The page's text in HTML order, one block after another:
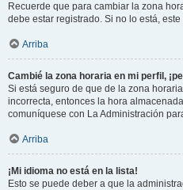
Recuerde que para cambiar la zona
debe estar registrado. Si no lo está,
Arriba
Cambié la zona horaria en mi perfil,
Si está seguro de que de la zona
incorrecta, entonces la hora
comuníquese con La Administración
Arriba
¡Mi idioma no está en la lista!
Esto se puede deber a que la